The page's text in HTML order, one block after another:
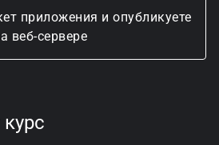
приложения и опубликуете
веб-сервере